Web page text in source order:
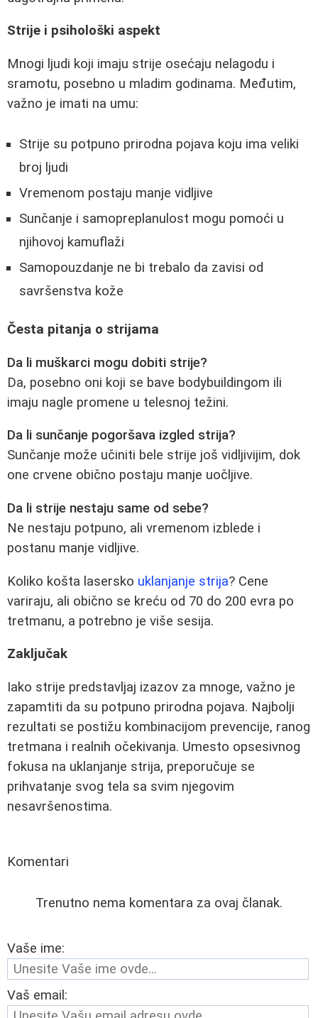
Strije i psihološki aspekt
Mnogi ljudi koji imaju strije osećaju nelagodu i
sramotu, posebno u mladim godinama. Međutim,
važno je imati na umu:
Strije su potpuno prirodna pojava koju ima veliki
broj ljudi
Vremenom postaju manje vidljive
Sunčanje i samopreplanulost mogu pomoći u
njihovoj kamuflaži
Samopouzdanje ne bi trebalo da zavisi od
savršenstva kože
Česta pitanja o strijama
Da li muškarci mogu dobiti strije?
Da, posebno oni koji se bave bodybuildingom ili
imaju nagle promene u telesnoj težini.
Da li sunčanje pogoršava izgled strija?
Sunčanje može učiniti bele strije još vidljivijim, dok
one crvene obično postaju manje uočljive.
Da li strije nestaju same od sebe?
Ne nestaju potpuno, ali vremenom izblede i
postanu manje vidljive.
Koliko košta lasersko uklanjanje strija? Cene
variraju, ali obično se kreću od 70 do 200 evra po
tretmanu, a potrebno je više sesija.
Zaključak
Iako strije predstavljaj izazov za mnoge, važno je
zapamtiti da su potpuno prirodna pojava. Najbolji
rezultati se postižu kombinacijom prevencije, ranog
tretmana i realnih očekivanja. Umesto opsesivnog
fokusa na uklanjanje strija, preporučuje se
prihvatanje svog tela sa svim njegovim
nesavršenostima.
Komentari
Trenutno nema komentara za ovaj članak.
Vaše ime:
Vaš email: